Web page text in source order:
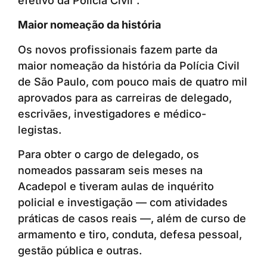
Maior nomeação da história
Os novos profissionais fazem parte da
maior nomeação da história da Polícia Civil
de São Paulo, com pouco mais de quatro mil
aprovados para as carreiras de delegado,
escrivães, investigadores e médico-
legistas.
Para obter o cargo de delegado, os
nomeados passaram seis meses na
Acadepol e tiveram aulas de inquérito
policial e investigação — com atividades
práticas de casos reais —, além de curso de
armamento e tiro, conduta, defesa pessoal,
gestão pública e outras.